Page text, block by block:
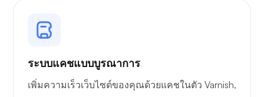
สิ่งมหัศจรรย์
ระบบแคชแบบบูรณาการ
เพิ่มความเร็วเว็บไซต์ของคุณด้วยแคชในตัว Varnish,